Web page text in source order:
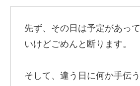
先ず、その日は予定があっ
いけどごめんと断ります。
そして、違う日に何か手伝